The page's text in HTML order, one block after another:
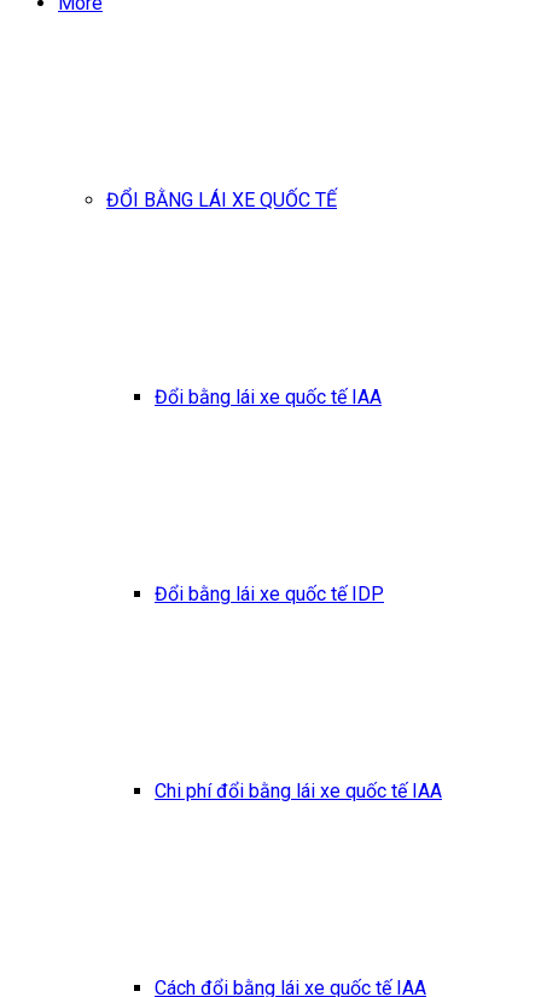
ĐỔI BẰNG LÁI XE QUỐC TẾ
Đổi bằng lái xe quốc tế IAA
Đổi bằng lái xe quốc tế IDP
Chi phí đổi bằng lái xe quốc tế IAA
Cách đổi bằng lái xe quốc tế IAA